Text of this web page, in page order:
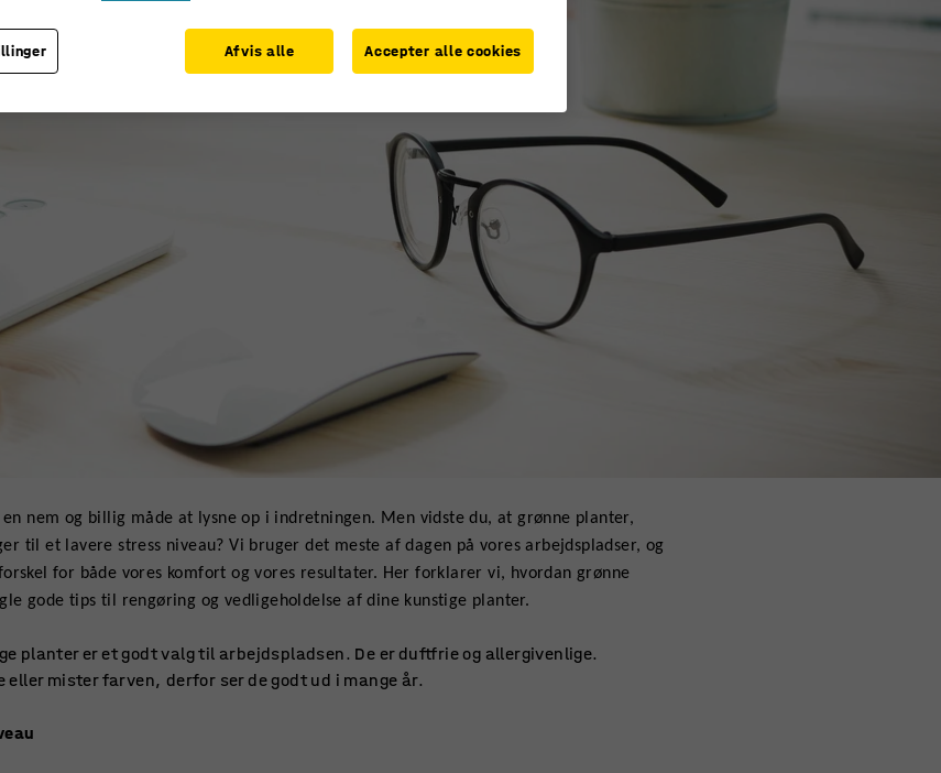
nem og billig måde at lysne op i indretningen. Men vidste du, at grønne planter,
til et lavere stress niveau? Vi bruger det meste af dagen på vores arbejdspladser, og
for både vores komfort og vores resultater. Her forklarer vi, hvordan grønne
gode tips til rengøring og vedligeholdelse af dine kunstige planter.
planter er et godt valg til arbejdspladsen. De er duftfrie og allergivenlige.
mister farven, derfor ser de godt ud i mange år.
Afvis alle Accepter alle cookies